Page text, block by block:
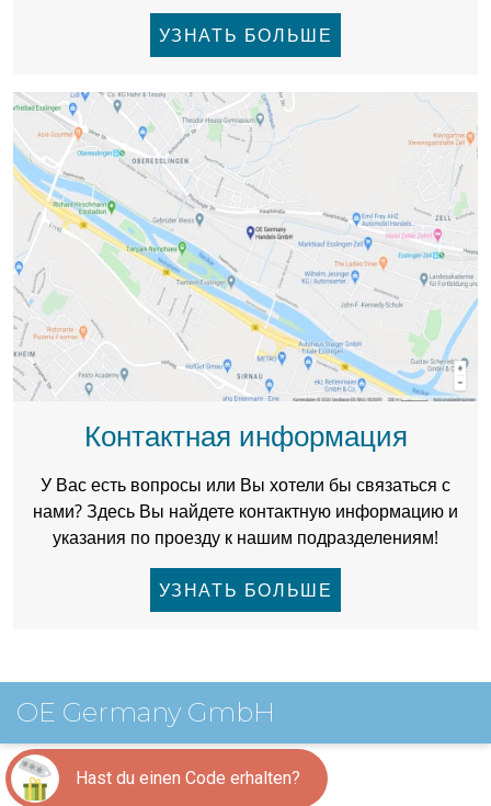
УЗНАТЬ БОЛЬШЕ
Контактная информация
У Вас есть вопросы или Вы хотели бы связаться с
нами? Здесь Вы найдете контактную информацию и
указания по проезду к нашим подразделениям!
УЗНАТЬ БОЛЬШЕ